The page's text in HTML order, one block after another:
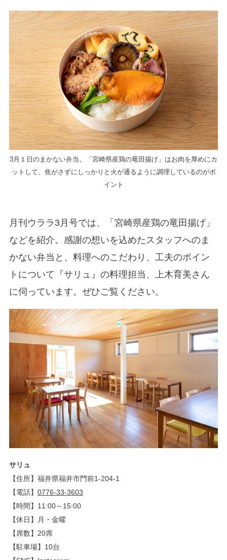
3月１日のまかない弁当。「宮崎県産鶏の竜田揚げ」はお肉を厚めにカ
ットして、焦がさずにしっかりと火が通るように調理しているのがポ
イント
月刊ウララ3月号では、「宮崎県産鶏の竜田揚げ」
などを紹介。感謝の想いを込めたスタッフへのま
かない弁当と、料理へのこだわり、工夫のポイン
トについて『サリュ』の料理担当、上木育美さん
に伺っています。ぜひご覧ください。
サリュ
【住所】福井県福井市門前1-204-1
【電話】 0776-33-3603
【時間】11:00～15:00
【休日】月・金曜
【席数】20席
【駐車場】10台